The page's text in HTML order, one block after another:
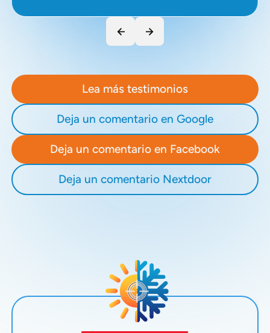
Lea más testimonios
Deja un comentario en Google
Deja un comentario en Facebook
Deja un comentario Nextdoor